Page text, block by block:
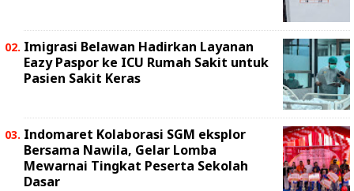
Imigrasi Belawan Hadirkan Layanan
Eazy Paspor ke ICU Rumah Sakit untuk
Pasien Sakit Keras
Indomaret Kolaborasi SGM eksplor
Bersama Nawila, Gelar Lomba
Mewarnai Tingkat Peserta Sekolah
Dasar